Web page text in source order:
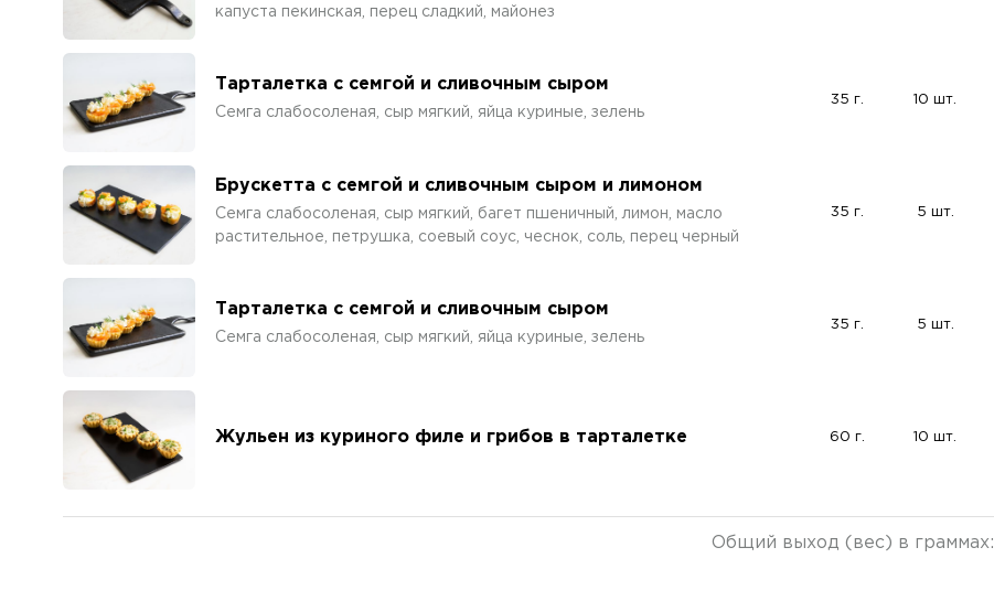
капуста пекинская, перец сладкий, майонез
Тарталетка с семгой и сливочным сыром
Семга слабосоленая, сыр мягкий, яйца куриные, зелень
35 г. 10 шт.
Брускетта с семгой и сливочным сыром и лимоном
Семга слабосоленая, сыр мягкий, багет пшеничный, лимон, масло
растительное, петрушка, соевый соус, чеснок, соль, перец черный
35 г. 5 шт.
Тарталетка с семгой и сливочным сыром
Семга слабосоленая, сыр мягкий, яйца куриные, зелень
35 г. 5 шт.
Жульен из куриного филе и грибов в тарталетке 60 г. 10 шт.
Общий выход (вес) в граммах: